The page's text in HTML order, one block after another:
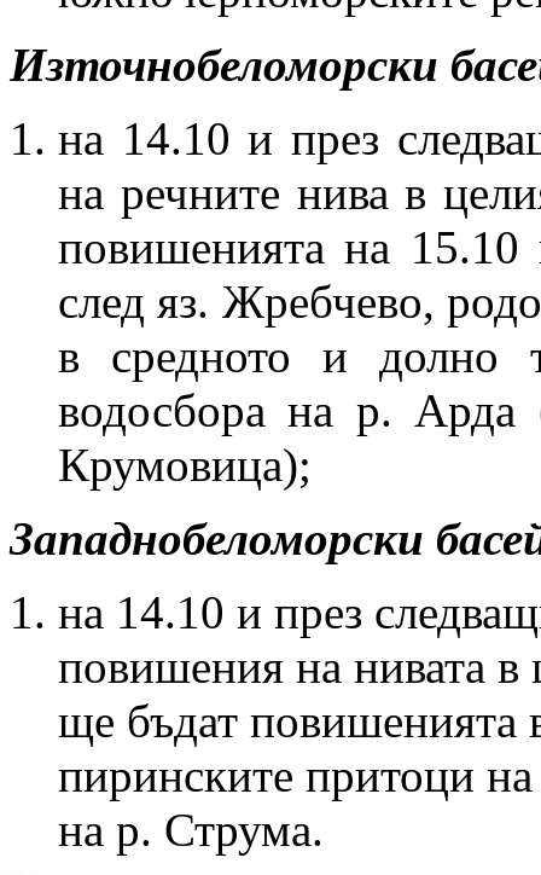
Източнобеломорски
на 14.10 и през
на речните нива в
повишенията на
след яз. Жребчево,
в средното и долно
водосбора на р.
Крумовица);
Западнобеломорски
на 14.10 и през
повишения на нивата в
ще бъдат повишенията
пиринските притоци
на р. Струма.